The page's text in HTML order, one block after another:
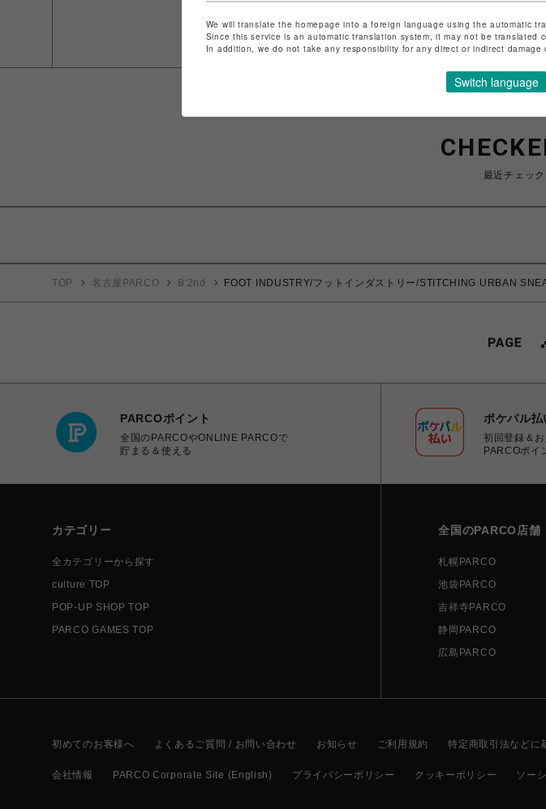
最近チェッ
TOP 名古屋PARCO B'2nd FOOT INDUSTRY/フットインダストリー/STITCHING URBAN
PARCOポイント
全国のPARCOやONLINE PARCOで
貯まる＆使える
ポケパル払
初回登録＆
PARCOポイ
カテゴリー
全カテゴリーから探す
culture TOP
POP-UP SHOP TOP
PARCO GAMES TOP
全国のPARCO店舗
札幌PARCO
池袋PARCO
吉祥寺PARCO
静岡PARCO
広島PARCO
初めてのお客様へ よくあるご質問 / お問い合わせ お知らせ ご利用規約 特定商取引法などに
会社情報 PARCO Corporate Site (English) プライバシーポリシー クッキーポリシー ソー
We will translate the homepage into a foreign language using the automatic
Since this service is an automatic translation system, it may not be
In addition, we do not take any responsibility for any direct or indirect
Switch language